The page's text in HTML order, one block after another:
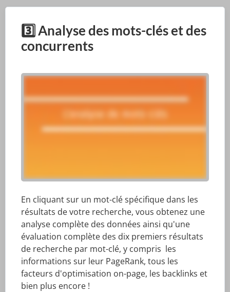
3️⃣ Analyse des mots-clés et des
concurrents
En cliquant sur un mot-clé spécifique dans les
résultats de votre recherche, vous obtenez une
analyse complète des données ainsi qu'une
évaluation complète des dix premiers résultats
de recherche par mot-clé, y compris les
informations sur leur PageRank, tous les
facteurs d'optimisation on-page, les backlinks et
bien plus encore !